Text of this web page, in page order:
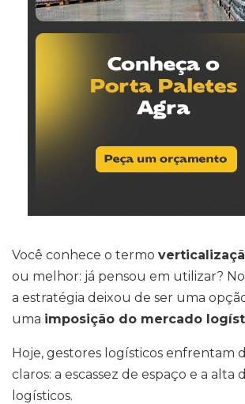
Você conhece o termo
ou melhor: já pensou em utilizar?
a estratégia deixou de ser uma
uma imposição do mercado
Hoje, gestores logísticos enfrentam
claros: a escassez de espaço e a alta
logísticos.